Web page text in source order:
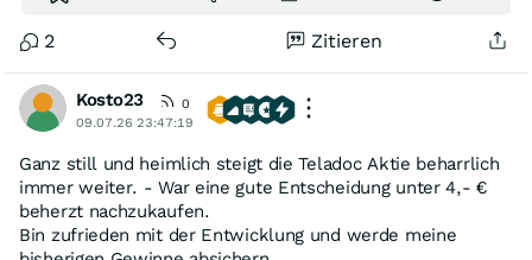
2 Zitieren
Kosto23
0
09.07.26 23:47:19
Ganz still und heimlich steigt die Teladoc Aktie beharrlich
immer weiter. - War eine gute Entscheidung unter 4,- €
beherzt nachzukaufen.
Bin zufrieden mit der Entwicklung und werde meine